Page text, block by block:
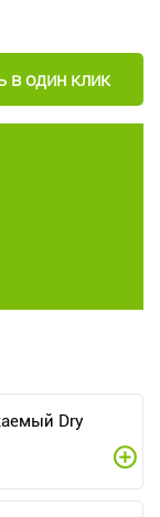
в один клик
Dry